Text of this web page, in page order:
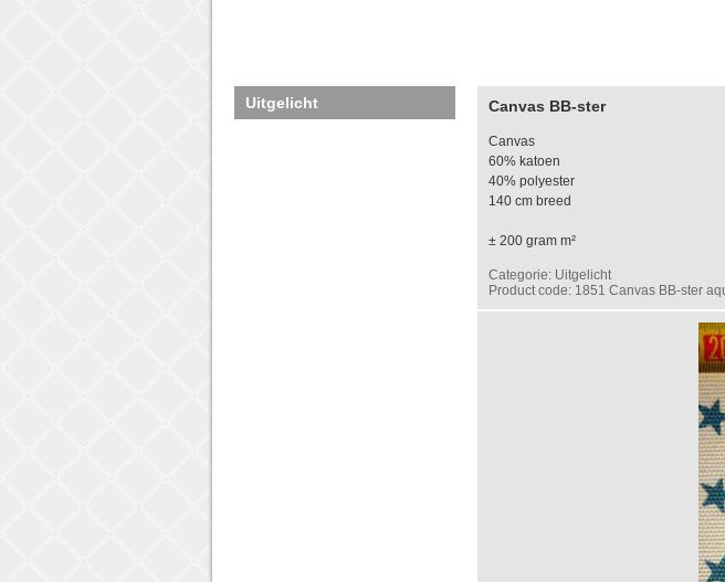
Uitgelicht Canvas BB-ster
Canvas
60% katoen
40% polyester
140 cm breed
± 200 gram m²
Categorie: Uitgelicht
Product code: 1851 Canvas BB-ster